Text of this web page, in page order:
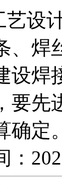
艺设
、焊
设焊
要先
确定
：